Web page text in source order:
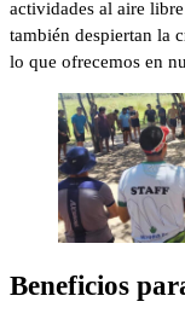
actividades al aire
también despiertan la
lo que ofrecemos en
Beneficios